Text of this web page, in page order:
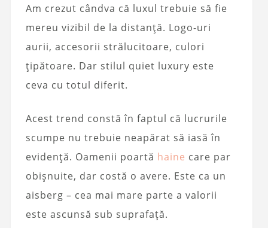
Am crezut cândva că luxul trebuie să fie
mereu vizibil de la distanță. Logo-uri
aurii, accesorii strălucitoare, culori
țipătoare. Dar stilul quiet luxury este
ceva cu totul diferit.
Acest trend constă în faptul că lucrurile
scumpe nu trebuie neapărat să iasă în
evidență. Oamenii poartă haine care par
obișnuite, dar costă o avere. Este ca un
aisberg – cea mai mare parte a valorii
este ascunsă sub suprafață.